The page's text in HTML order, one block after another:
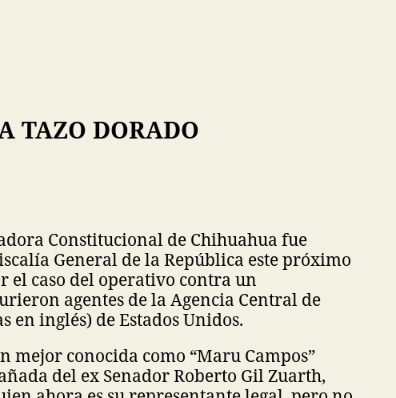
TAZO DORADO
Constitucional de Chihuahua fue
General de la República este próximo
el caso del operativo contra un
agentes de la Agencia Central de
en inglés) de Estados Unidos.
mejor conocida como “Maru Campos”
del ex Senador Roberto Gil Zuarth,